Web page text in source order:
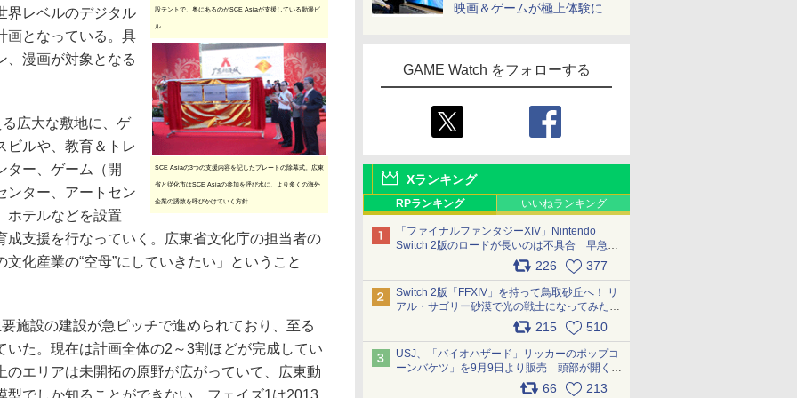
映画＆ゲームが極上体験に
GAME Watch をフォローする
Xランキング
RPランキング いいねランキング
「ファイナルファンタジーXIV」Nintendo
Switch 2版のロードが長いのは不具合 早急に
アップデートできるよう対応中226 377
Switch 2版「FFXIV」を持って鳥取砂丘へ！ リ
アル・サゴリー砂漠で光の戦士になってみた
215 510
USJ、「バイオハザード」リッカーのポップコ
ーンバケツ」を9月9日より販売 頭部が開く仕
組み。味は恐怖を堪のう「味噌フレーバー」
66 213
設テントで、奥にあるのがSCE Asiaが支援している動漫ビ
ル
SCE Asiaの3つの支援内容を記したプレートの除幕式。広東
省と従化市はSCE Asiaの参加を呼び水に、より多くの海外
企業の誘致を呼びかけていく方針
界レベルのデジタル
画となっている。具
、漫画が対象となる
広大な敷地に、ゲ
ビルや、教育＆トレ
ター、ゲーム（開
ンター、アートセン
ホテルなどを設置
成支援を行なっていく。広東省文化庁の担当者の
化産業の“空母”にしていきたい」ということ
設の建設が急ピッチで進められており、至る
いた。現在は計画全体の2～3割ほどが完成してい
のエリアは未開拓の原野が広がっていて、広東動
型でしか知ることができない。フェイズ1は2013